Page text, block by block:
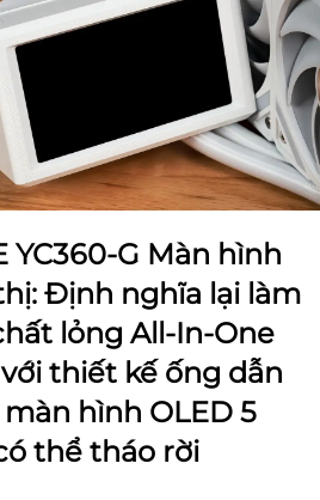
YC360-G Màn hình
Định nghĩa lại làm
lỏng All-In-One
với thiết kế ống dẫn
màn hình OLED 5
thể tháo rời